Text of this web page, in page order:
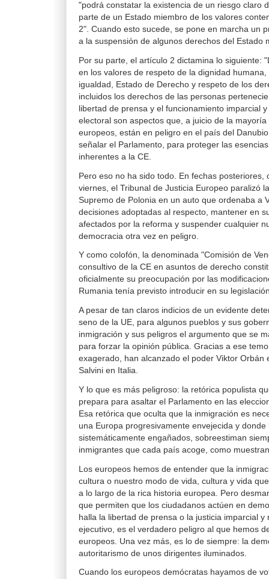
"podrá constatar la existencia de un riesgo claro
parte de un Estado miembro de los valores
2". Cuando esto sucede, se pone en marcha un
a la suspensión de algunos derechos del Estado
Por su parte, el artículo 2 dictamina lo siguiente:
en los valores de respeto de la dignidad
igualdad, Estado de Derecho y respeto de los
incluidos los derechos de las personas
libertad de prensa y el funcionamiento imparcial
electoral son aspectos que, a juicio de la
europeos, están en peligro en el país del
señalar el Parlamento, para proteger las
inherentes a la CE.
Pero eso no ha sido todo. En fechas posteriores,
viernes, el Tribunal de Justicia Europeo paralizó
Supremo de Polonia en un auto que ordenaba a
decisiones adoptadas al respecto, mantener en
afectados por la reforma y suspender cualquier
democracia otra vez en peligro.
Y como colofón, la denominada "Comisión de
consultivo de la CE en asuntos de derecho
oficialmente su preocupación por las
Rumania tenía previsto introducir en su
A pesar de tan claros indicios de un evidente
seno de la UE, para algunos pueblos y sus
inmigración y sus peligros el argumento que se
para forzar la opinión pública. Gracias a ese
exagerado, han alcanzado el poder Viktor Orbán
Salvini en Italia.
Y lo que es más peligroso: la retórica populista
prepara para asaltar el Parlamento en las
Esa retórica que oculta que la inmigración es
una Europa progresivamente envejecida y donde
sistemáticamente engañados, sobreestiman
inmigrantes que cada país acoge, como
Los europeos hemos de entender que la
cultura o nuestro modo de vida, cultura y vida
a lo largo de la rica historia europea. Pero
que permiten que los ciudadanos actúen en
halla la libertad de prensa o la justicia imparcial y
ejecutivo, es el verdadero peligro al que hemos
europeos. Una vez más, es lo de siempre: la
autoritarismo de unos dirigentes iluminados.
Cuando los europeos demócratas hayamos de